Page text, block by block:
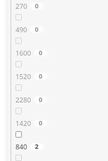
270 0
490 0
1600 0
1520 0
2280 0
1420 0
840 2